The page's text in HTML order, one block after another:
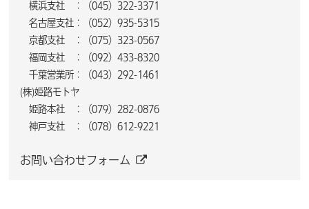
横浜支社 ：（045）322-3371
名古屋支社：（052）935-5315
京都支社 ：（075）323-0567
福岡支社 ：（092）433-8320
千葉営業所：（043）292-1461
(株)姫路モトヤ
姫路本社 ：（079）282-0876
神戸支社 ：（078）612-9221
お問い合わせフォーム